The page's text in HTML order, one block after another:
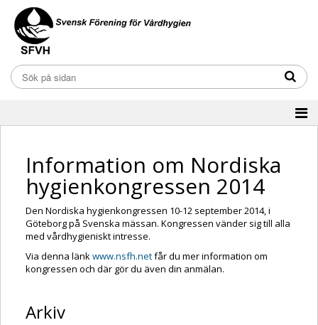
Information om Nordiska
hygienkongressen 2014
Den Nordiska hygienkongressen 10-12 september 2014, i
Göteborg på Svenska mässan. Kongressen vänder sig till alla
med vårdhygieniskt intresse.
Via denna länkwww.nsfh.netfår du mer information om
kongressen och där gör du även din anmälan.
Arkiv